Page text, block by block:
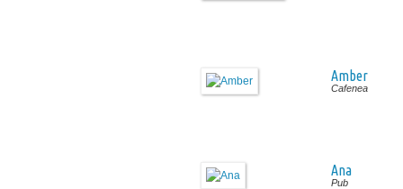
Amber
Cafenea
Ana
Pub